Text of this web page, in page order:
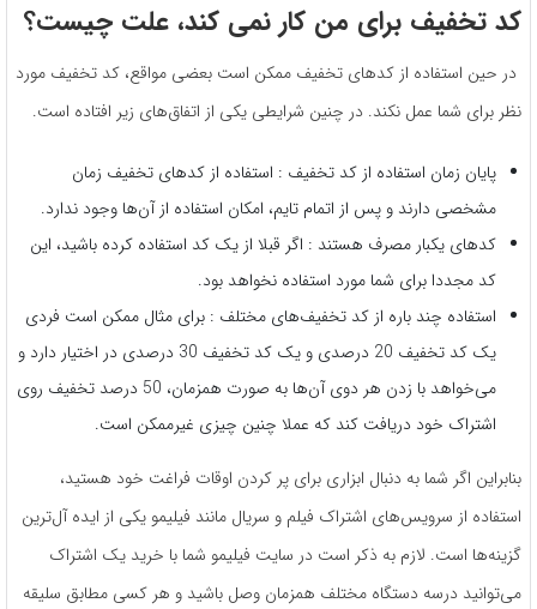
کد تخفیف برای من کار نمی کند، علت چیست؟
در حین استفاده از کدهای تخفیف ممکن است بعضی مواقع، کد تخفیف مورد
نظر برای شما عمل نکند. در چنین شرایطی یکی از اتفاق‌های زیر افتاده است.
پایان زمان استفاده از کد تخفیف : استفاده از کدهای تخفیف زمان
مشخصی دارند و پس از اتمام تایم، امکان استفاده از آن‌ها وجود ندارد.
کدهای یکبار مصرف هستند : اگر قبلا از یک کد استفاده کرده باشید، این
کد مجددا برای شما مورد استفاده نخواهد بود.
استفاده چند باره از کد تخفیف‌های مختلف : برای مثال ممکن است فردی
یک کد تخفیف 20 درصدی و یک کد تخفیف 30 درصدی در اختیار دارد و
می‌خواهد با زدن هر دوی آن‌ها به صورت همزمان، 50 درصد تخفیف روی
اشتراک خود دریافت کند که عملا چنین چیزی غیرممکن است.
بنابراین اگر شما به دنبال ابزاری برای پر کردن اوقات فراغت خود هستید،
استفاده از سرویس‌های اشتراک فیلم و سریال مانند فیلیمو یکی از ایده آل‌ترین
گزینه‌ها است. لازم به ذکر است در سایت فیلیمو شما با خرید یک اشتراک
می‌توانید درسه دستگاه مختلف همزمان وصل باشید و هر کسی مطابق سلیقه